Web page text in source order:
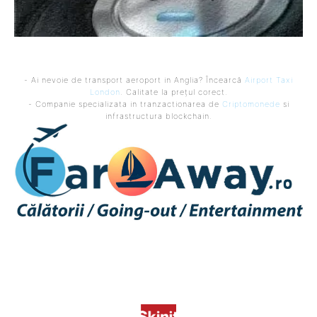
- Ai nevoie de transport aeroport in Anglia? Încearcă Airport Taxi
London . Calitate la prețul corect.
- Companie specializata in tranzactionarea de Criptomonede si
infrastructura blockchain.